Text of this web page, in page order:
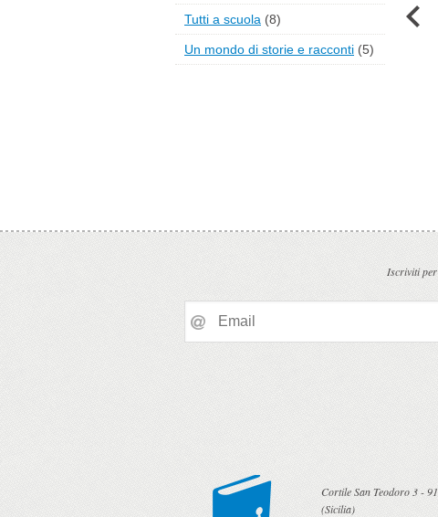
Tutti a scuola (8)
Un mondo di storie e racconti (5)
Iscriviti
Cortile San Teodoro 3-
(Sicilia)